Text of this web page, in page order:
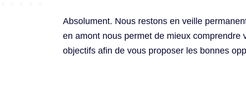
Absolument. Nous restons en veille
en amont nous permet de mieux comprendre
objectifs afin de vous proposer les bonnes